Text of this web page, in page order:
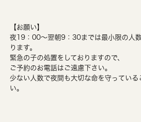
【お願い】
夜19：00～翌朝9：30までは最小限の人
ります。
緊急の子の処置をしておりますので、
ご予約のお電話はご遠慮下さい。
少ない人数で夜間も大切な命を守っている
い。